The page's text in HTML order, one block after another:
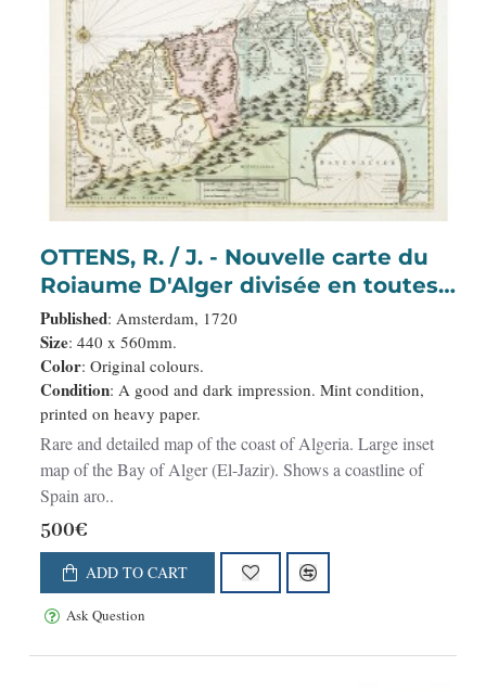
OTTENS, R. / J. - Nouvelle carte du
Roiaume D'Alger divisée en toutes
ses provinces, avec une partie due
cotes D'Espagne . . .
Published: Amsterdam, 1720
Size: 440 x 560mm.
Color: Original colours.
Condition: A good and dark impression. Mint condition,
printed on heavy paper.
Rare and detailed map of the coast of Algeria. Large inset
map of the Bay of Alger (El-Jazir). Shows a coastline of
Spain aro..
500€
ADD TO CART
Ask Question